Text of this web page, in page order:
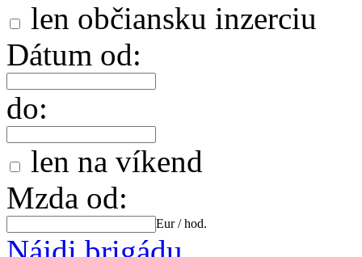
len občiansku inzerciu
Dátum od:
do:
len na víkend
Mzda od:
Eur / hod.